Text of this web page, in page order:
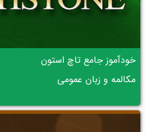
خودآموز جامع تاچ استون
مکالمه و زبان عمومی